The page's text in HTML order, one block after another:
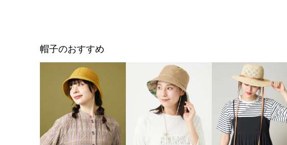
帽子のおすすめ